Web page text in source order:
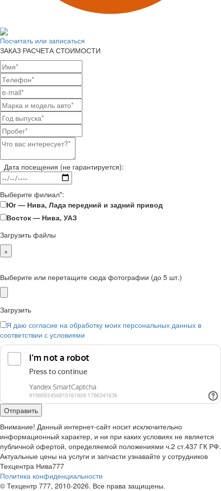
Посчитать или записаться
ЗАКАЗ РАСЧЕТА СТОИМОСТИ
Дата посещения (не гарантируется):
Выберите филиал*:
Юг — Нива, Лада передний и задний привод
Восток — Нива, УАЗ
Загрузить файлы
×
Выберите или перетащите сюда фотографии (до 5 шт.)
Загрузить
Я даю согласие на обработку моих персональных данных в
соответствии с условиями
Внимание! Данный интернет-сайт носит исключительно
информационный характер, и ни при каких условиях не является
публичной офертой, определяемой положениями ч.2 ст.437 ГК РФ.
Актуальные цены на услуги и запчасти узнавайте у сотрудников
Техцентра Нива777
Политика конфиденциальности
© Техцентр 777, 2010-2026. Все права защищены.